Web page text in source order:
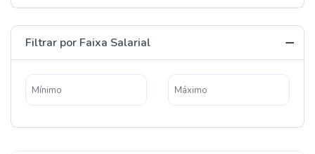
Filtrar por Faixa Salarial